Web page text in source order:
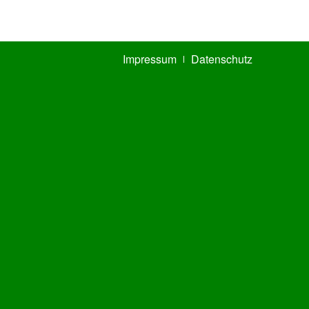
Impressum Datenschutz